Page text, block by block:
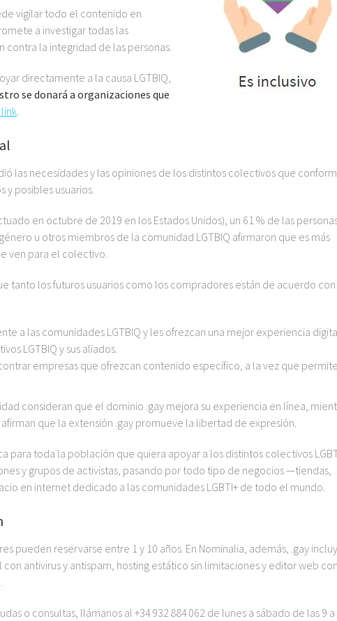
vigilar todo el contenido en
a investigar todas las
contra la integridad de las personas.
directamente a la causa LGTBIQ,
se donará a organizaciones que
las necesidades y las opiniones de los distintos colectivos que
y posibles usuarios.
en octubre de 2019 en los Estados Unidos), un 61 % de las
u otros miembros de la comunidad LGTBIQ afirmaron que es más
ven para el colectivo.
tanto los futuros usuarios como los compradores están de acuerdo
a las comunidades LGTBIQ y les ofrezcan una mejor experiencia
LGTBIQ y sus aliados.
empresas que ofrezcan contenido específico, a la vez que
consideran que el dominio .gay mejora su experiencia en línea,
que la extensión .gay promueve la libertad de expresión.
para toda la población que quiera apoyar a los distintos colectivos
y grupos de activistas, pasando por todo tipo de negocios —tiendas,
en internet dedicado a las comunidades LGBTI+ de todo el mundo.
pueden reservarse entre 1 y 10 años. En Nominalia, además, .gay
antivirus y antispam, hosting estático sin limitaciones y editor web
o consultas, llámanos al +34 932 884 062 de lunes a sábado de las 9